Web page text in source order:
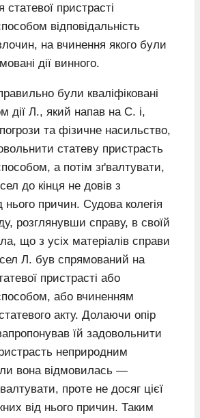
пристрасті
відповідальність
на вчинення якого були
дії винного.
були кваліфіковані
дії Л., який напав на С. і,
та фізичне насильство,
статеву пристрасть
а потім зґвалтувати,
до кінця не довів з
нього причин. Судова колегія
розглянувши справу, в своїй
що з усіх матеріалів справи
Л. був спрямований на
пристрасті або
або вчиненням
статевого акту. Долаючи опір
їй задовольнити
неприродним
вона відмовилась —
проте не досяг цієї
від нього причин. Таким